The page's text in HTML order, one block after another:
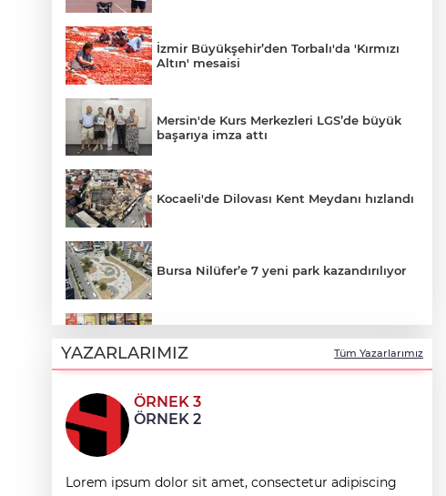
İzmir Büyükşehir’den Torbalı'da 'Kırmızı
Altın' mesaisi
Mersin'de Kurs Merkezleri LGS’de büyük
başarıya imza attı
Kocaeli'de Dilovası Kent Meydanı hızlandı
Bursa Nilüfer’e 7 yeni park kazandırılıyor
gıda denetimi
Bakan Gürlek Mumcu ailesiyle görüştü
Bursa'da 'Mahalle Şenlikleri'
Osmangazilileri eğlendiriyor
YAZARLARIMIZ Tüm Yazarlarımız
ÖRNEK 3
ÖRNEK 2
Lorem ipsum dolor sit amet, consectetur adipiscing